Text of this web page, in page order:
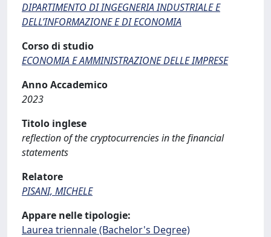
DIPARTIMENTO DI INGEGNERIA INDUSTRIALE E
DELL’INFORMAZIONE E DI ECONOMIA
Corso di studio
ECONOMIA E AMMINISTRAZIONE DELLE IMPRESE
Anno Accademico
2023
Titolo inglese
reflection of the cryptocurrencies in the financial
statements
Relatore
PISANI, MICHELE
Appare nelle tipologie:
Laurea triennale (Bachelor's Degree)